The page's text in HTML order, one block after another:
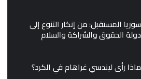
سوريا المستقبل: من إنكار التنوع إلى
دولة الحقوق والشراكة والسلام
ماذا رأى ليندسي غراهام في الكرد؟